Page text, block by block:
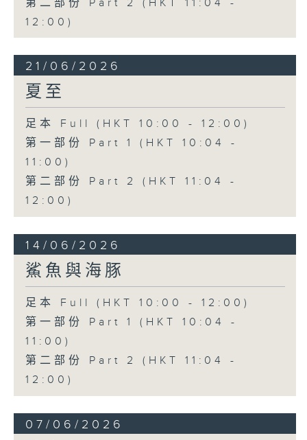
第二部份 Part 2 (HKT 11:04 -
12:00)
21/06/2026
夏至
足本 Full (HKT 10:00 - 12:00)
第一部份 Part 1 (HKT 10:04 -
11:00)
第二部份 Part 2 (HKT 11:04 -
12:00)
14/06/2026
鯊魚與海豚
足本 Full (HKT 10:00 - 12:00)
第一部份 Part 1 (HKT 10:04 -
11:00)
第二部份 Part 2 (HKT 11:04 -
12:00)
07/06/2026